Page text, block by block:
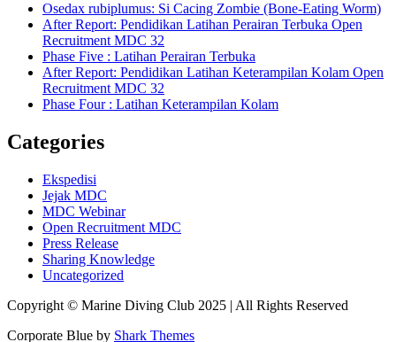
Osedax rubiplumus: Si Cacing Zombie (Bone-Eating Worm)
After Report: Pendidikan Latihan Perairan Terbuka Open
Recruitment MDC 32
Phase Five : Latihan Perairan Terbuka
After Report: Pendidikan Latihan Keterampilan Kolam Open
Recruitment MDC 32
Phase Four : Latihan Keterampilan Kolam
Categories
Ekspedisi
Jejak MDC
MDC Webinar
Open Recruitment MDC
Press Release
Sharing Knowledge
Uncategorized
Copyright © Marine Diving Club 2025 | All Rights Reserved
Corporate Blue by Shark Themes